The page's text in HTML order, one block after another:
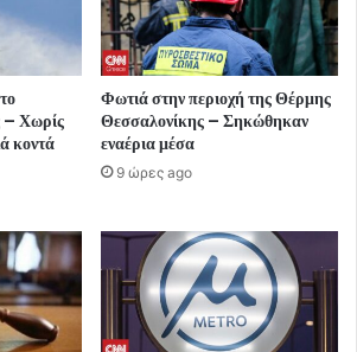
– Χωρίς
κοντά
Φωτιά στην περιοχή της Θέρμης
Θεσσαλονίκης – Σηκώθηκαν
εναέρια μέσα
9 ώρες ago